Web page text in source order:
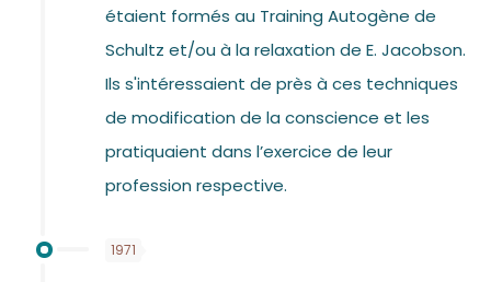
étaient formés au Training Autogène de
Schultz et/ou à la relaxation de E. Jacobson.
Ils s'intéressaient de près à ces techniques
de modification de la conscience et les
pratiquaient dans l’exercice de leur
profession respective.
1971